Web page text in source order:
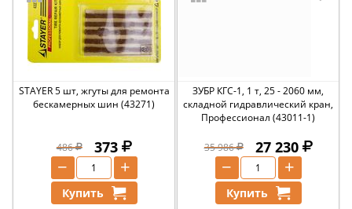
STAYER 5 шт, жгуты для ремонта
бескамерных шин (43271)
486 373
+
−
Купить
ЗУБР КГС-1, 1 т, 25 - 2060 мм,
складной гидравлический кран,
Профессионал (43011-1)
35 986 27 230
+
−
Купить